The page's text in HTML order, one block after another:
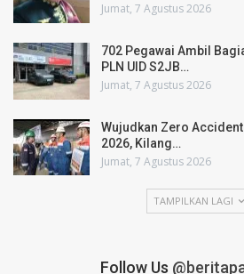
Jumat, 7 Agustus 2026
702 Pegawai Ambil
PLN UID S2JB…
Jumat, 7 Agustus 2026
Wujudkan Zero Accident
2026, Kilang…
Jumat, 7 Agustus 2026
TAMPILKAN LAGI
Follow Us